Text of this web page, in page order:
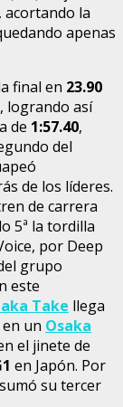
, acortando la
apenas
final en 23.90
logrando así
de 1:57.40,
del
de los líderes.
de carrera
5ª la tordilla
por Deep
grupo
este
Take llega
un Osaka
el jinete de
en Japón. Por
sumó su tercer